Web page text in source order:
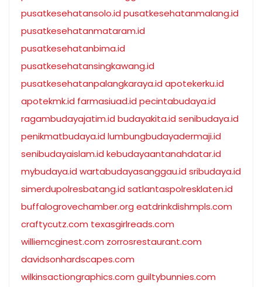
pusatkesehatansolo.id pusatkesehatanmalang.id
pusatkesehatanmataram.id
pusatkesehatanbima.id
pusatkesehatansingkawang.id
pusatkesehatanpalangkaraya.id apotekerku.id
apotekmk.id farmasiuad.id pecintabudaya.id
ragambudayajatim.id budayakita.id senibudaya.id
penikmatbudaya.id lumbungbudayadermaji.id
senibudayaislam.id kebudayaantanahdatar.id
mybudaya.id wartabudayasanggau.id sribudaya.id
simerdupolresbatang.id satlantaspolresklaten.id
buffalogrovechamber.org eatdrinkdishmpls.com
craftycutz.com texasgirlreads.com
williemcginest.com zorrosrestaurant.com
davidsonhardscapes.com
wilkinsactiongraphics.com guiltybunnies.com